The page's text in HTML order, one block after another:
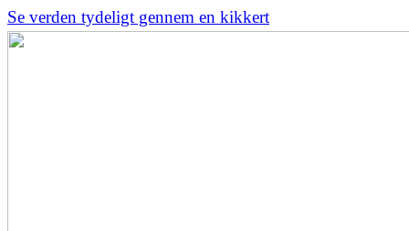
Se verden tydeligt gennem en kikkert